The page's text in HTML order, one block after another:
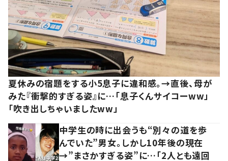
夏休みの宿題をする小5息子に違和感。→直後、母が
みた『衝撃的すぎる姿』に…「息子くんサイコーww」
「吹き出しちゃいましたww」
中学生の時に出会うも“別々の道を歩
んでいた”男女。しかし10年後の現在
→”まさかすぎる姿”に…「2人とも遠回